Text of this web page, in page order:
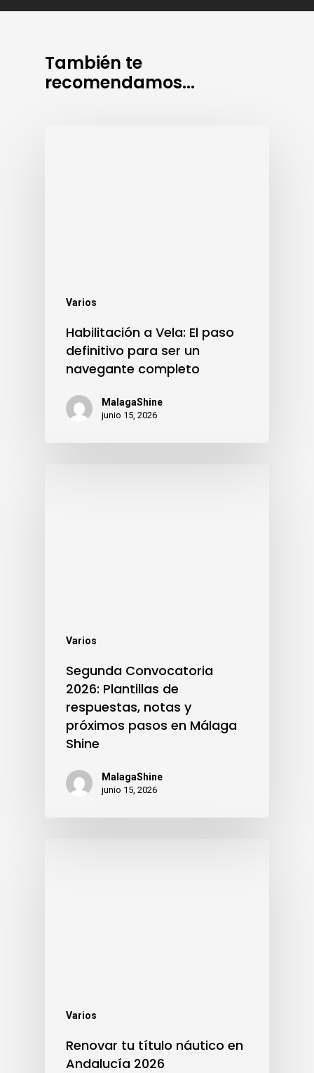
También te
recomendamos...
Varios
Habilitación a Vela: El paso
definitivo para ser un
navegante completo
MalagaShine
junio 15, 2026
Varios
Segunda Convocatoria
2026: Plantillas de
respuestas, notas y
próximos pasos en Málaga
Shine
MalagaShine
junio 15, 2026
Varios
Renovar tu título náutico en
Andalucía 2026